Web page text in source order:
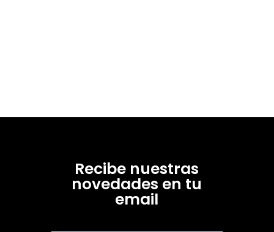
Recibe nuestras
novedades en tu
email